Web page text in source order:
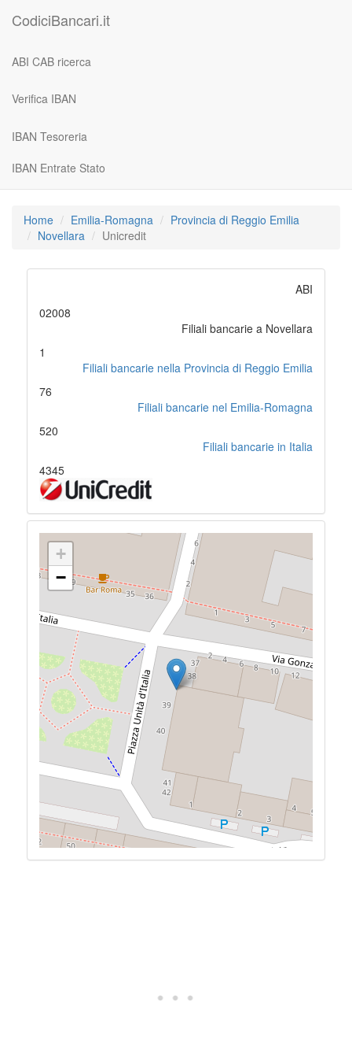
CodiciBancari.it
ABI CAB ricerca
Verifica IBAN
IBAN Tesoreria
IBAN Entrate Stato
Home Emilia-Romagna
Provincia di Reggio Emilia
Novellara
Unicredit
ABI
02008
Filiali bancarie a Novellara
1
Filiali bancarie nella Provincia di Reggio Emilia
76
Filiali bancarie nel Emilia-Romagna
520
Filiali bancarie in Italia
4345
+
−